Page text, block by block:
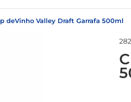
deVinho Valley Draft Garrafa 500ml